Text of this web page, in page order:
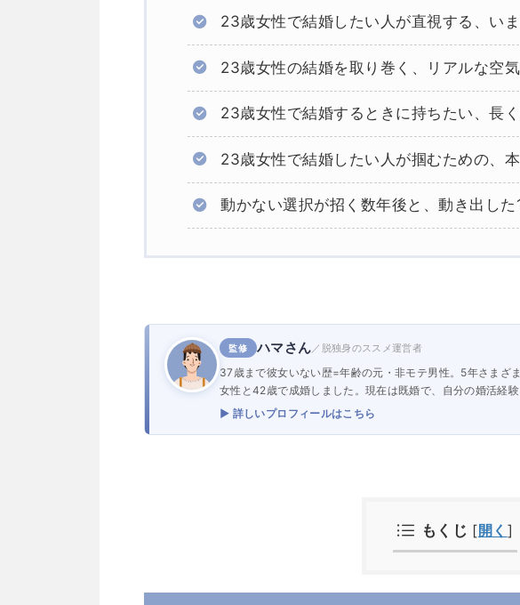
23歳女性で結婚したい人が直視する、い
23歳女性の結婚を取り巻く、リアルな空
23歳女性で結婚するときに持ちたい、長
23歳女性で結婚したい人が掴むための、
動かない選択が招く数年後と、動き出した
監修 ハマさん ／脱独身のススメ運営者
37歳まで彼女いない歴=年齢の元・非モテ男性。5年さまざ
女性と42歳で成婚しました。現在は既婚で、自分の婚活経験
▶ 詳しいプロフィールはこちら
もくじ [開く ]